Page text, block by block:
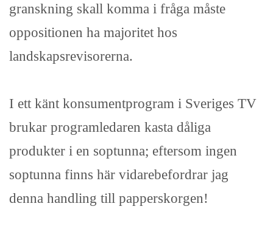
granskning skall komma i fråga måste
oppositionen ha majoritet hos
landskapsrevisorerna.
I ett känt konsumentprogram i Sveriges TV
brukar programledaren kasta dåliga
produkter i en soptunna; eftersom ingen
soptunna finns här vidarebefordrar jag
denna handling till papperskorgen!